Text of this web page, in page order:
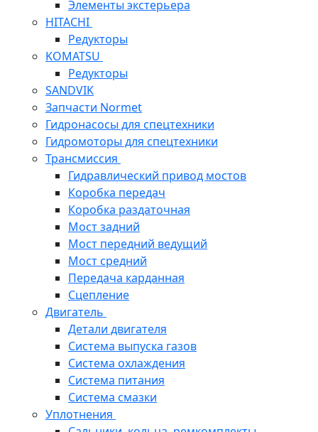
Элементы экстерьера
HITACHI
Редукторы
KOMATSU
Редукторы
SANDVIK
Запчасти Normet
Гидронасосы для спецтехники
Гидромоторы для спецтехники
Трансмиссия
Гидравлический привод мостов
Коробка передач
Коробка раздаточная
Мост задний
Мост передний ведущий
Мост средний
Передача карданная
Сцепление
Двигатель
Детали двигателя
Система выпуска газов
Система охлаждения
Система питания
Система смазки
Уплотнения